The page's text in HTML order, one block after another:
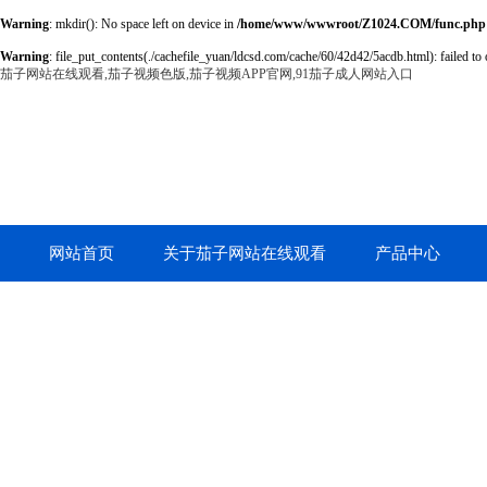
Warning: mkdir(): No space left on device in /home/www/wwwroot/Z1024.COM/func.php
Warning: file_put_contents(./cachefile_yuan/ldcsd.com/cache/60/42d42/5acdb.html): failed
茄子网站在线观看,茄子视频色版,茄子视频APP官网,91茄子成人网站入口
网站首页 关于茄子网站在线观看 产品中心